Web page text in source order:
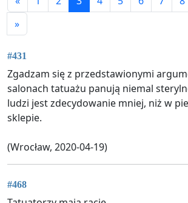
»
#431
Zgadzam się z przedstawionymi
salonach tatuażu panują niemal
ludzi jest zdecydowanie mniej, niż w
sklepie.
(Wrocław, 2020-04-19)
#468